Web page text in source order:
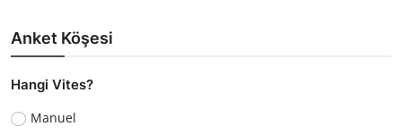
Anket Köşesi
Hangi Vites?
Manuel